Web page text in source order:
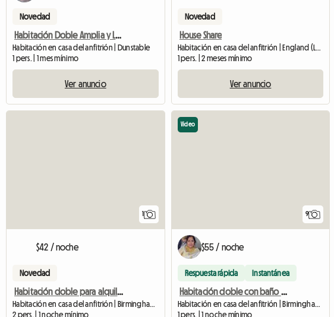
Novedad
Habitación Doble Amplia y Luminosa.
Habitación en casa del anfitrión | Dunstable
1 pers. | 1 mes mínimo
Ver anuncio
Novedad
House Share
1 pers. | 2 meses mínimo
Ver anuncio
1
$42 / noche
Novedad
Habitación doble para alquilar/corta o larga temporada
Habitación en casa del anfitrión | Birmingham (B25 8HR)
2 pers. | 1 noche mínimo
9
Video
$55 / noche
Respuesta rápida Instantánea
Habitación doble con baño privado
Habitación en casa del anfitrión | Birmingham (B11 3LE) | 100 M2
1 pers. | 1 noche mínimo